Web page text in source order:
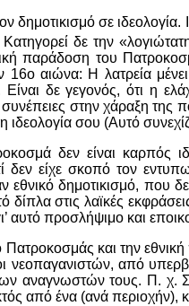
δημοτικισμό σε
δε την
παράδοση του
16ο αιώνα: Η λατρεία
δε γεγονός, ότι η
στην χάραξη της
ιδεολογία σου (Αυτό
δεν είναι καρπός
δεν είχε σκοπό τον
δημοτικισμό, που
δίπλα στις λαϊκές
αυτό προσλήψιμο και
ο Πατροκοσμάς και την
νεοπαγανιστών, από
αναγνωστών τους. Π. χ.
από ένα (ανά